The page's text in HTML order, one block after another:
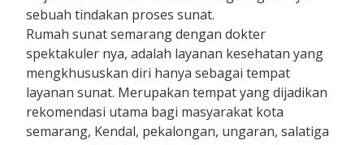
sebuah tindakan proses sunat.
Rumah sunat semarang dengan dokter
spektakuler nya, adalah layanan kesehatan yang
mengkhususkan diri hanya sebagai tempat
layanan sunat. Merupakan tempat yang dijadikan
rekomendasi utama bagi masyarakat kota
semarang, Kendal, pekalongan, ungaran, salatiga